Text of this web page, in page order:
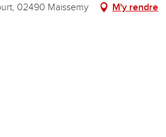
02490 Maissemy M'y rendre